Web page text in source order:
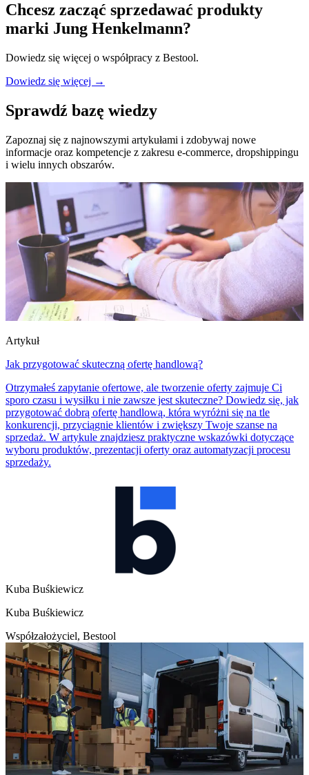
Chcesz zacząć sprzedawać produkty
marki Jung Henkelmann?
Dowiedz się więcej o współpracy z Bestool.
Dowiedz się więcej →
Sprawdź bazę wiedzy
Zapoznaj się z najnowszymi artykułami i zdobywaj nowe
informacje oraz kompetencje z zakresu e-commerce, dropshippingu
i wielu innych obszarów.
Artykuł
Jak przygotować skuteczną ofertę handlową?
Otrzymałeś zapytanie ofertowe, ale tworzenie oferty zajmuje Ci
sporo czasu i wysiłku i nie zawsze jest skuteczne? Dowiedz się, jak
przygotować dobrą ofertę handlową, która wyróżni się na tle
konkurencji, przyciągnie klientów i zwiększy Twoje szanse na
sprzedaż. W artykule znajdziesz praktyczne wskazówki dotyczące
wyboru produktów, prezentacji oferty oraz automatyzacji procesu
sprzedaży.
Kuba Buśkiewicz
Kuba Buśkiewicz
Współzałożyciel, Bestool